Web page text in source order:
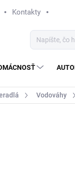
Kontakty
Vodováhy